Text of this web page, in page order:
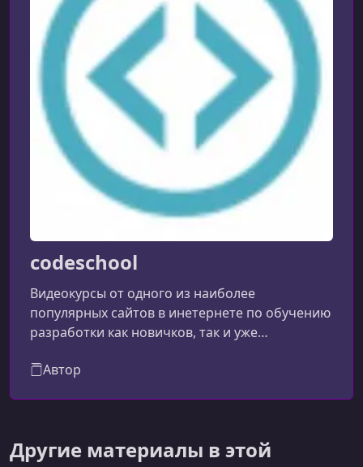
codeschool
Видеокурсы от одного из наиболее
популярных сайтов в инетернете по обучению
разработки как новичков, так и уже
Автор
Другие материалы в этой